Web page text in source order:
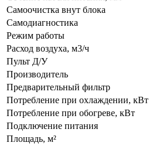
Самоочистка внут блока
Самодиагностика
Режим работы
Расход воздуха, м3/ч
Пульт Д/У
Производитель
Предварительный фильтр
Потребление при охлаждении, кВт
Потребление при обогреве, кВт
Подключение питания
Площадь, м²